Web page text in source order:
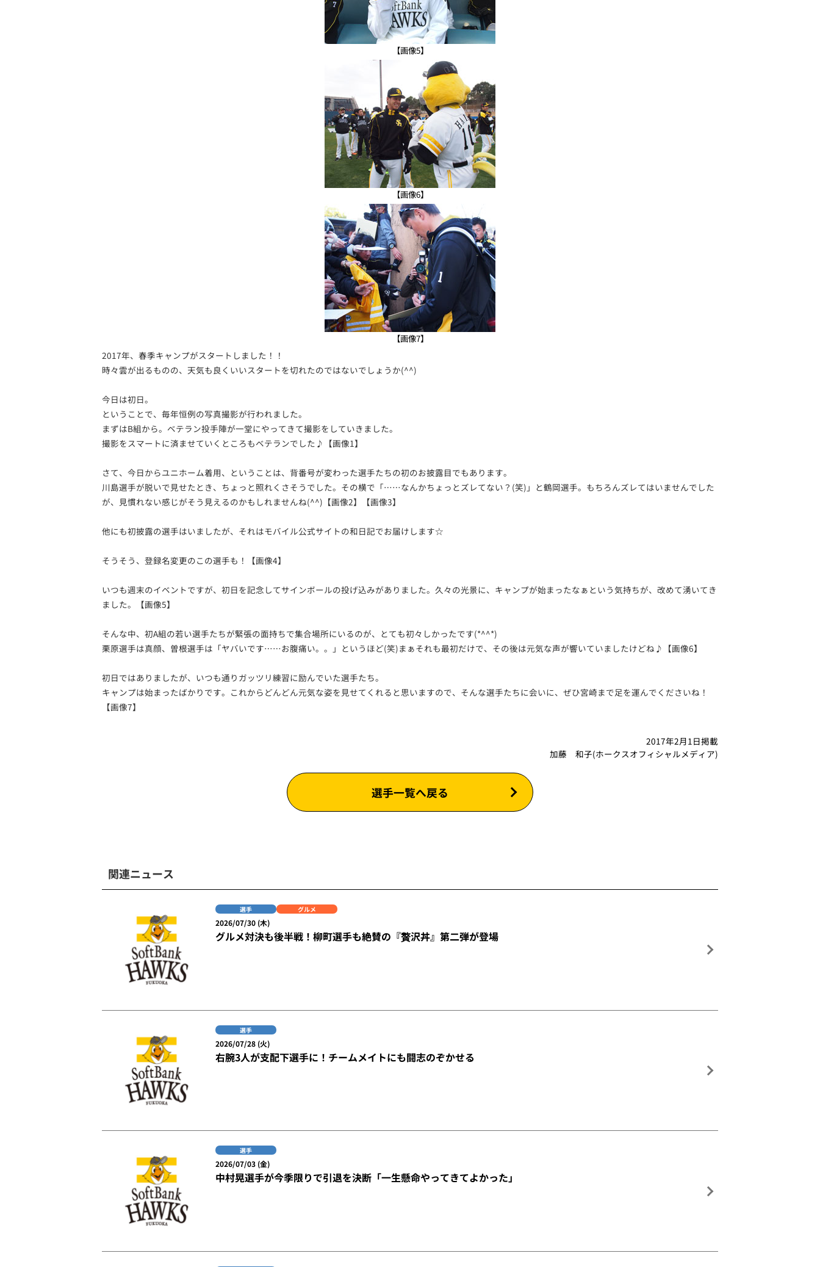
【画像5】
【画像6】
【画像7】
2017年、春季キャンプがスタートしました！！
時々雲が出るものの、天気も良くいいスタートを切れたのではないでしょうか(^^)
今日は初日。
ということで、毎年恒例の写真撮影が行われました。
まずはB組から。ベテラン投手陣が一堂にやってきて撮影をしていきました。
撮影をスマートに済ませていくところもベテランでした♪【画像1】
さて、今日からユニホーム着用、ということは、背番号が変わった選手たちの初のお披露目でもあります。
川島選手が脱いで見せたとき、ちょっと照れくさそうでした。その横で「……なんかちょっとズレてない？(笑)」と鶴岡選手。もちろんズレてはいませんでした
が、見慣れない感じがそう見えるのかもしれませんね(^^)【画像2】【画像3】
他にも初披露の選手はいましたが、それはモバイル公式サイトの和日記でお届けします☆
そうそう、登録名変更のこの選手も！【画像4】
いつも週末のイベントですが、初日を記念してサインボールの投げ込みがありました。久々の光景に、キャンプが始まったなぁという気持ちが、改めて湧いてき
ました。【画像5】
そんな中、初A組の若い選手たちが緊張の面持ちで集合場所にいるのが、とても初々しかったです(*^^*)
栗原選手は真顔、曽根選手は「ヤバいです……お腹痛い。。」というほど(笑)まぁそれも最初だけで、その後は元気な声が響いていましたけどね♪【画像6】
初日ではありましたが、いつも通りガッツリ練習に励んでいた選手たち。
キャンプは始まったばかりです。これからどんどん元気な姿を見せてくれると思いますので、そんな選手たちに会いに、ぜひ宮崎まで足を運んでくださいね！
【画像7】
2017年2月1日掲載
加藤 和子(ホークスオフィシャルメディア)
選手一覧へ戻る
関連ニュース
選手 グルメ
2026/07/30 (木)
グルメ対決も後半戦！柳町選手も絶賛の『贅沢丼』第二弾が登場
選手
2026/07/28 (火)
右腕3人が支配下選手に！チームメイトにも闘志のぞかせる
選手
2026/07/03 (金)
中村晃選手が今季限りで引退を決断「一生懸命やってきてよかった」